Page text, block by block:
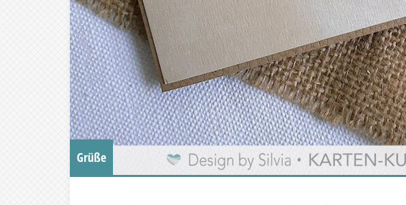
Grüße